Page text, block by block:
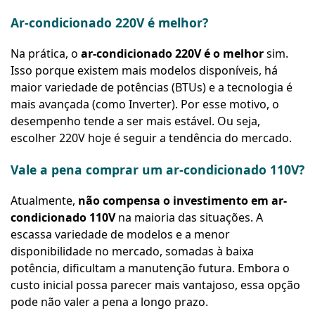
Ar-condicionado 220V é melhor?
Na prática, o ar-condicionado 220V é o melhorsim.
Isso porque existem mais modelos disponíveis, há
maior variedade de potências (BTUs) e a tecnologia é
mais avançada (como Inverter). Por esse motivo, o
desempenho tende a ser mais estável. Ou seja,
escolher 220V hoje é seguir a tendência do mercado.
Vale a pena comprar um ar-condicionado 110V?
Atualmente, não compensa o investimento em ar-
condicionado 110Vna maioria das situações. A
escassa variedade de modelos e a menor
disponibilidade no mercado, somadas à baixa
potência, dificultam a manutenção futura. Embora o
custo inicial possa parecer mais vantajoso, essa opção
pode não valer a pena a longo prazo.